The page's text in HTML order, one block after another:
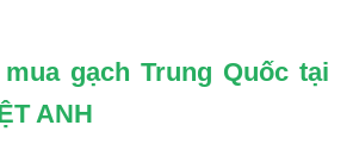
gạch Trung Quốc tại
ANH